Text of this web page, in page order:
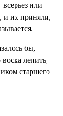
или
и их приняли,
бы,
воска лепить,
старшего